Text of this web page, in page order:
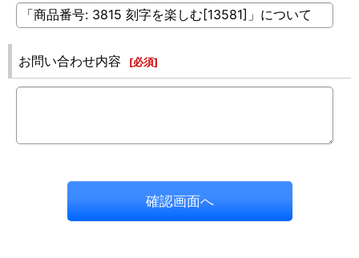
お問い合わせ内容 [必須]
確認画面へ